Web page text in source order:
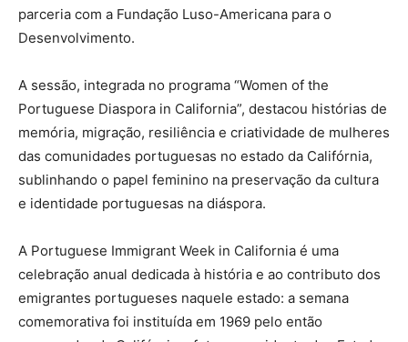
parceria com a Fundação Luso-Americana para o
Desenvolvimento.
A sessão, integrada no programa “Women of the
Portuguese Diaspora in California”, destacou histórias de
memória, migração, resiliência e criatividade de mulheres
das comunidades portuguesas no estado da Califórnia,
sublinhando o papel feminino na preservação da cultura
e identidade portuguesas na diáspora.
A Portuguese Immigrant Week in California é uma
celebração anual dedicada à história e ao contributo dos
emigrantes portugueses naquele estado: a semana
comemorativa foi instituída em 1969 pelo então